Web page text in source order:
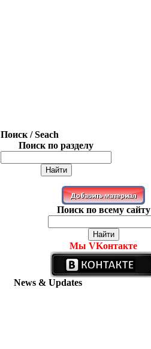
Поиск / Seach
Поиск по разделу
Поиск по всему сайту
Мы VKонтакте
News & Updates